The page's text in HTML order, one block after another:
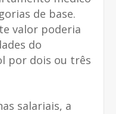
de base.
valor poderia
do
por dois ou três
salariais, a